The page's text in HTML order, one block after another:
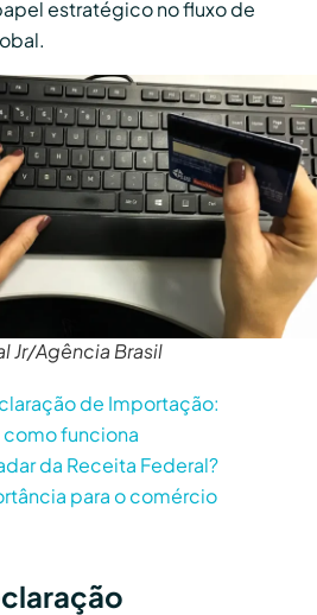
estratégico no fluxo de
Jr/Agência Brasil
de Importação:
como funciona
da Receita Federal?
para o comércio